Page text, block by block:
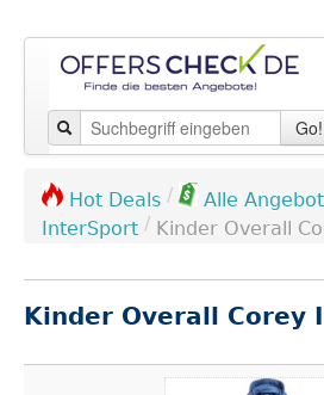
Go!
Hot Deals / Alle
InterSport / Kinder Overall
Kinder Overall Corey